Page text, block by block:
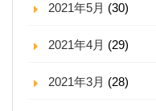
2021年5月 (30)
2021年4月 (29)
2021年3月 (28)